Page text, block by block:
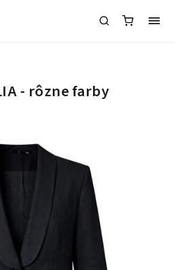
- rôzne farby